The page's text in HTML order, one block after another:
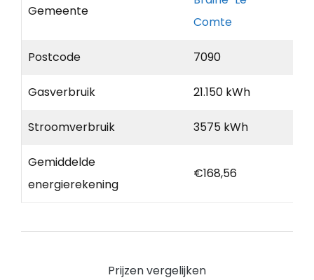
Gemeente
Comte
Postcode 7090
Gasverbruik 21.150 kWh
Stroomverbruik 3575 kWh
Gemiddelde
energierekening
€168,56
Prijzen vergelijken